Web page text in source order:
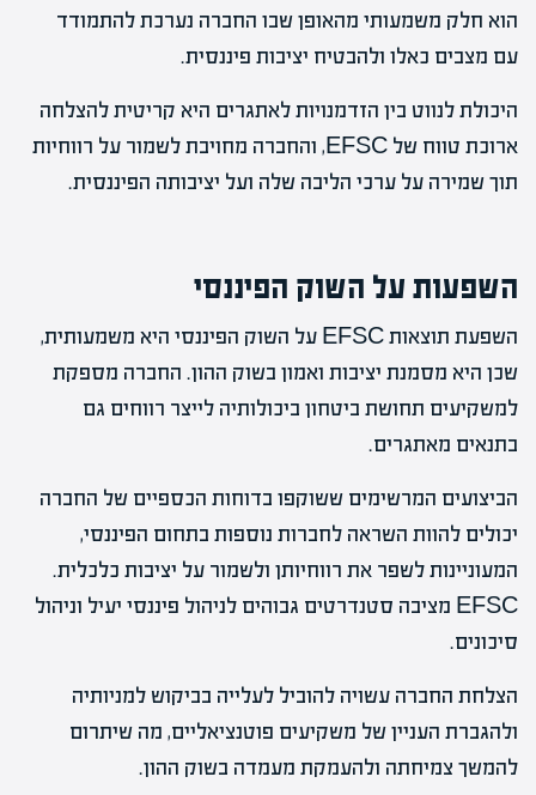
הוא חלק משמעותי מהאופן שבו החברה נערכת להתמודד
עם מצבים כאלו ולהבטיח יציבות פיננסית.
היכולת לנווט בין הזדמנויות לאתגרים היא קריטית להצלחה
ארוכת טווח של EFSC, והחברה מחויבת לשמור על רווחיות
תוך שמירה על ערכי הליבה שלה ועל יציבותה הפיננסית.
השפעות על השוק הפיננסי
השפעת תוצאות EFSC על השוק הפיננסי היא משמעותית,
שכן היא מסמנת יציבות ואמון בשוק ההון. החברה מספקת
למשקיעים תחושת ביטחון ביכולותיה לייצר רווחים גם
בתנאים מאתגרים.
הביצועים המרשימים ששוקפו בדוחות הכספיים של החברה
יכולים להוות השראה לחברות נוספות בתחום הפיננסי,
המעוניינות לשפר את רווחיותן ולשמור על יציבות כלכלית.
EFSC מציבה סטנדרטים גבוהים לניהול פיננסי יעיל וניהול
סיכונים.
הצלחת החברה עשויה להוביל לעלייה בביקוש למניותיה
ולהגברת העניין של משקיעים פוטנציאליים, מה שיתרום
להמשך צמיחתה ולהעמקת מעמדה בשוק ההון.